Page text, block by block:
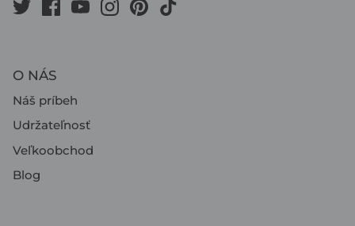
O NÁS
Náš príbeh
Udržateľnosť
Veľkoobchod
Blog